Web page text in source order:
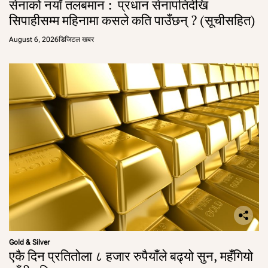
सेनाको नयाँ तलबमान : प्रधान सेनापतिदेखि
सिपाहीसम्म महिनामा कसले कति पाउँछन् ? (सूचीसहित)
August 6, 2026डिजिटल खबर
Gold & Silver
एकै दिन प्रतितोला ८ हजार रुपैयाँले बढ्यो सुन, महँगियो